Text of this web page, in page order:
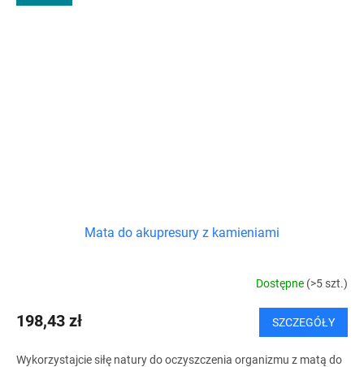
Mata do akupresury z kamieniami
Dostępne (>5 szt.)
198,43 zł SZCZEGÓŁY
Wykorzystajcie siłę natury do oczyszczenia organizmu z matą do